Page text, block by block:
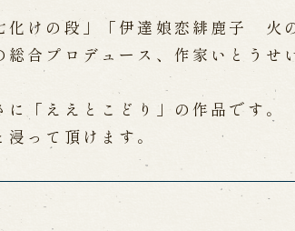
けの段」「伊達娘恋緋鹿子 火
合プロデュース、作家いとうせ
「ええとこどり」の作品です。
って頂けます。